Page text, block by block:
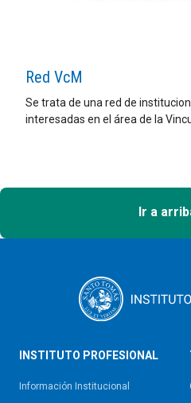
Red VcM
Se trata de una red de
interesadas en el área de la Vincul
Ir a
INSTITUTO PROFESIONAL
Información Institucional